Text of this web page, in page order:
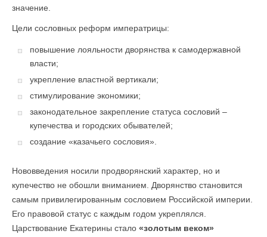
значение.
Цели сословных реформ императрицы:
повышение лояльности дворянства к самодержавной
власти;
укрепление властной вертикали;
стимулирование экономики;
законодательное закрепление статуса сословий –
купечества и городских обывателей;
создание «казачьего сословия».
Нововведения носили продворянский характер, но и
купечество не обошли вниманием. Дворянство становится
самым привилегированным сословием Российской империи.
Его правовой статус с каждым годом укреплялся.
Царствование Екатерины стало «золотым веком»